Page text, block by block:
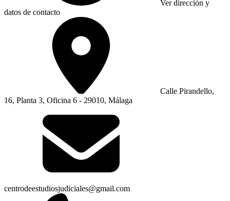
Ver dirección y
datos de contacto
Calle Pirandello,
16, Planta 3, Oficina 6 - 29010, Málaga
centrodeestudiosjudiciales@gmail.com